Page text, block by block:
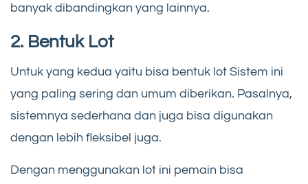
banyak dibandingkan yang lainnya.
2. Bentuk Lot
Untuk yang kedua yaitu bisa bentuk lot Sistem ini
yang paling sering dan umum diberikan. Pasalnya,
sistemnya sederhana dan juga bisa digunakan
dengan lebih fleksibel juga.
Dengan menggunakan lot ini pemain bisa